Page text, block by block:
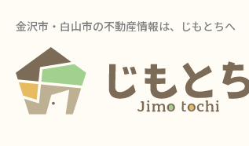
金沢市・白山市の不動産情報は、じもとちへ